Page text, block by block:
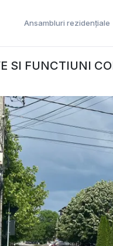
Ansambluri rezidențiale
SI FUNCTIUNI